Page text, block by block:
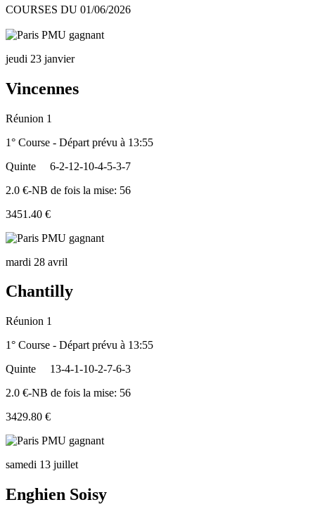
COURSES DU 01/06/2026
jeudi 23 janvier
Vincennes
Réunion 1
1° Course - Départ prévu à 13:55
Quinte
6-2-12-10-4-5-3-7
2.0 €-NB de fois la mise: 56
3451.40 €
mardi 28 avril
Chantilly
Réunion 1
1° Course - Départ prévu à 13:55
Quinte
13-4-1-10-2-7-6-3
2.0 €-NB de fois la mise: 56
3429.80 €
samedi 13 juillet
Enghien Soisy